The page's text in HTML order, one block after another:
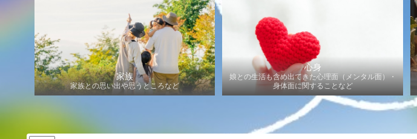
家族
家族との思い出や思うところなど
心身
娘との生活も含め出てきた心理面（メンタル面）・
身体面に関することなど